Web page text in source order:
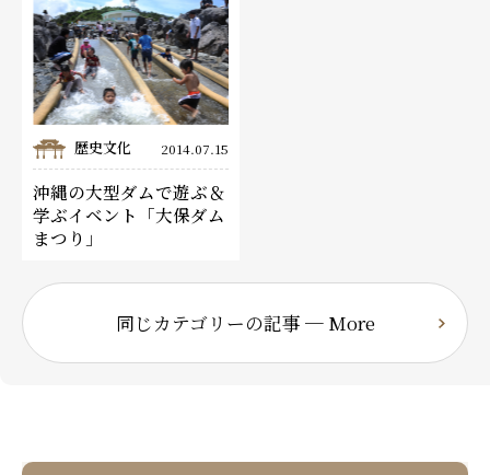
歴史文化 2014.07.15
沖縄の大型ダムで遊ぶ＆
学ぶイベント「大保ダム
まつり」
同じカテゴリーの記事 ─ More